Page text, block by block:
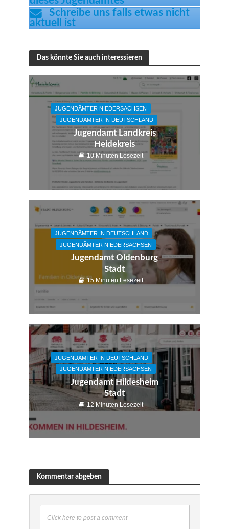
Schreibe uns falls etwas nicht
aktuell ist
Das könnte Sie auch interessieren
JUGENDÄMTER NIEDERSACHSEN
JUGENDÄMTER IN DEUTSCHLAND
Jugendamt Landkreis
Heidekreis
10 Minuten Lesezeit
JUGENDÄMTER IN DEUTSCHLAND
JUGENDÄMTER NIEDERSACHSEN
Jugendamt Oldenburg
Stadt
15 Minuten Lesezeit
JUGENDÄMTER IN DEUTSCHLAND
JUGENDÄMTER NIEDERSACHSEN
Jugendamt Hildesheim
Stadt
12 Minuten Lesezeit
Kommentar abgeben
Click here to post a comment